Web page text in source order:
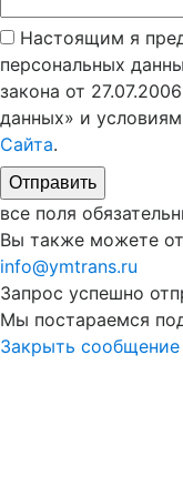
Настоящим я
персональных
закона от
данных» и
Сайта.
все поля
Вы также можете
info@ymtrans.ru
Запрос успешно
Мы постараемся
Закрыть сообщение